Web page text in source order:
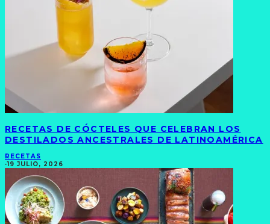
RECETAS DE CÓCTELES QUE CELEBRAN LOS
DESTILADOS ANCESTRALES DE LATINOAMÉRICA
RECETAS
·19 JULIO, 2026